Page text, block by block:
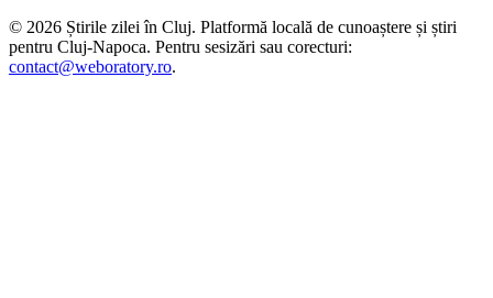
© 2026 Știrile zilei în Cluj. Platformă locală de cunoaștere și știri
pentru Cluj-Napoca. Pentru sesizări sau corecturi:
contact@weboratory.ro.